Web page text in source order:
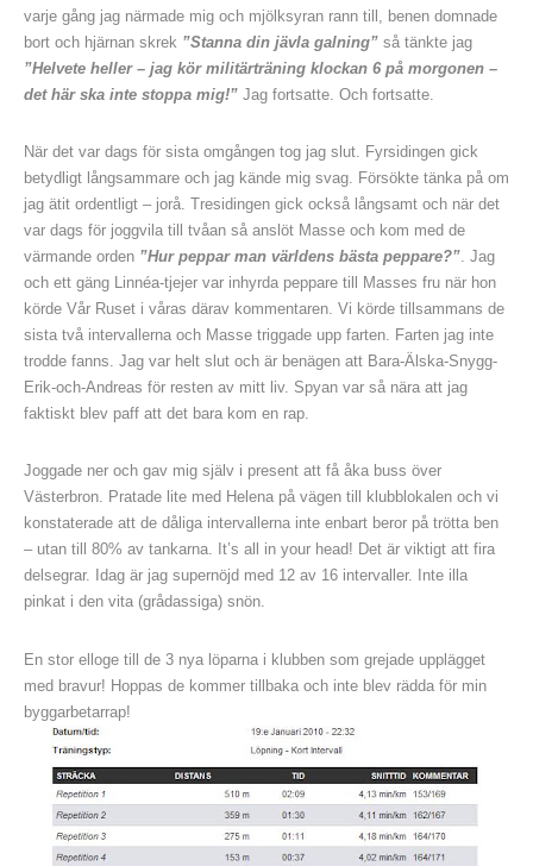
varje gång jag närmade mig och mjölksyran rann till, benen domnade
bort och hjärnan skrek ”Stanna din jävla galning”så tänkte jag
”Helvete heller – jag kör militärträning klockan 6 på morgonen –
det här ska inte stoppa mig!”Jag fortsatte. Och fortsatte.
När det var dags för sista omgången tog jag slut. Fyrsidingen gick
betydligt långsammare och jag kände mig svag. Försökte tänka på om
jag ätit ordentligt – jorå. Tresidingen gick också långsamt och när det
var dags för joggvila till tvåan så anslöt Masse och kom med de
värmande orden ”Hur peppar man världens bästa peppare?”. Jag
och ett gäng Linnéa-tjejer var inhyrda peppare till Masses fru när hon
körde Vår Ruset i våras därav kommentaren. Vi körde tillsammans de
sista två intervallerna och Masse triggade upp farten. Farten jag inte
trodde fanns. Jag var helt slut och är benägen att Bara-Älska-Snygg-
Erik-och-Andreas för resten av mitt liv. Spyan var så nära att jag
faktiskt blev paff att det bara kom en rap.
Joggade ner och gav mig själv i present att få åka buss över
Västerbron. Pratade lite med Helena på vägen till klubblokalen och vi
konstaterade att de dåliga intervallerna inte enbart beror på trötta ben
– utan till 80% av tankarna. It’s all in your head! Det är viktigt att fira
delsegrar. Idag är jag supernöjd med 12 av 16 intervaller. Inte illa
pinkat i den vita (grådassiga) snön.
En stor elloge till de 3 nya löparna i klubben som grejade upplägget
med bravur! Hoppas de kommer tillbaka och inte blev rädda för min
byggarbetarrap!